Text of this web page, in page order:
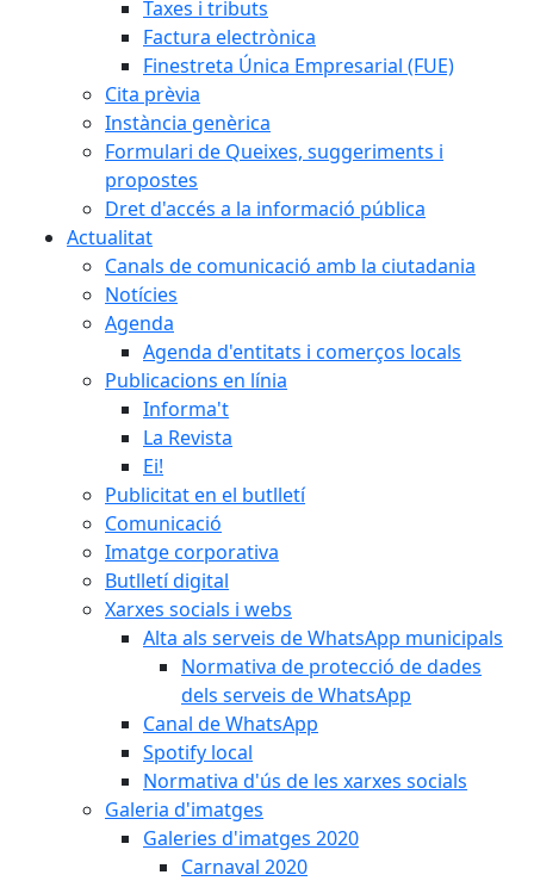
Taxes i tributs
Factura electrònica
Finestreta Única Empresarial (FUE)
Cita prèvia
Instància genèrica
Formulari de Queixes, suggeriments i
propostes
Dret d'accés a la informació pública
Actualitat
Canals de comunicació amb la ciutadania
Notícies
Agenda
Agenda d'entitats i comerços locals
Publicacions en línia
Informa't
La Revista
Ei!
Publicitat en el butlletí
Comunicació
Imatge corporativa
Butlletí digital
Xarxes socials i webs
Alta als serveis de WhatsApp municipals
Normativa de protecció de dades
dels serveis de WhatsApp
Canal de WhatsApp
Spotify local
Normativa d'ús de les xarxes socials
Galeria d'imatges
Galeries d'imatges 2020
Carnaval 2020